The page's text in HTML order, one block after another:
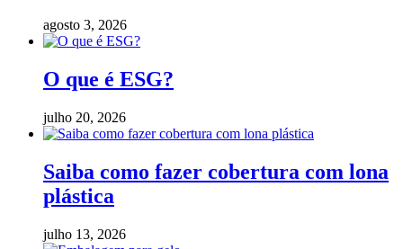
agosto 3, 2026
O que é ESG?
julho 20, 2026
Saiba como fazer cobertura com lona
plástica
julho 13, 2026